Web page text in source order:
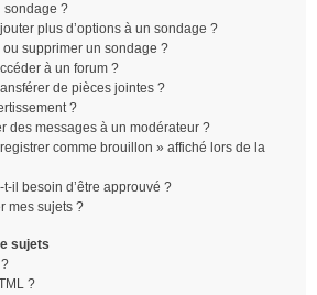
sondage ?
plus d’options à un sondage ?
supprimer un sondage ?
à un forum ?
de pièces jointes ?
?
des messages à un modérateur ?
comme brouillon » affiché lors de la
il besoin d’être approuvé ?
mes sujets ?
sujets
?